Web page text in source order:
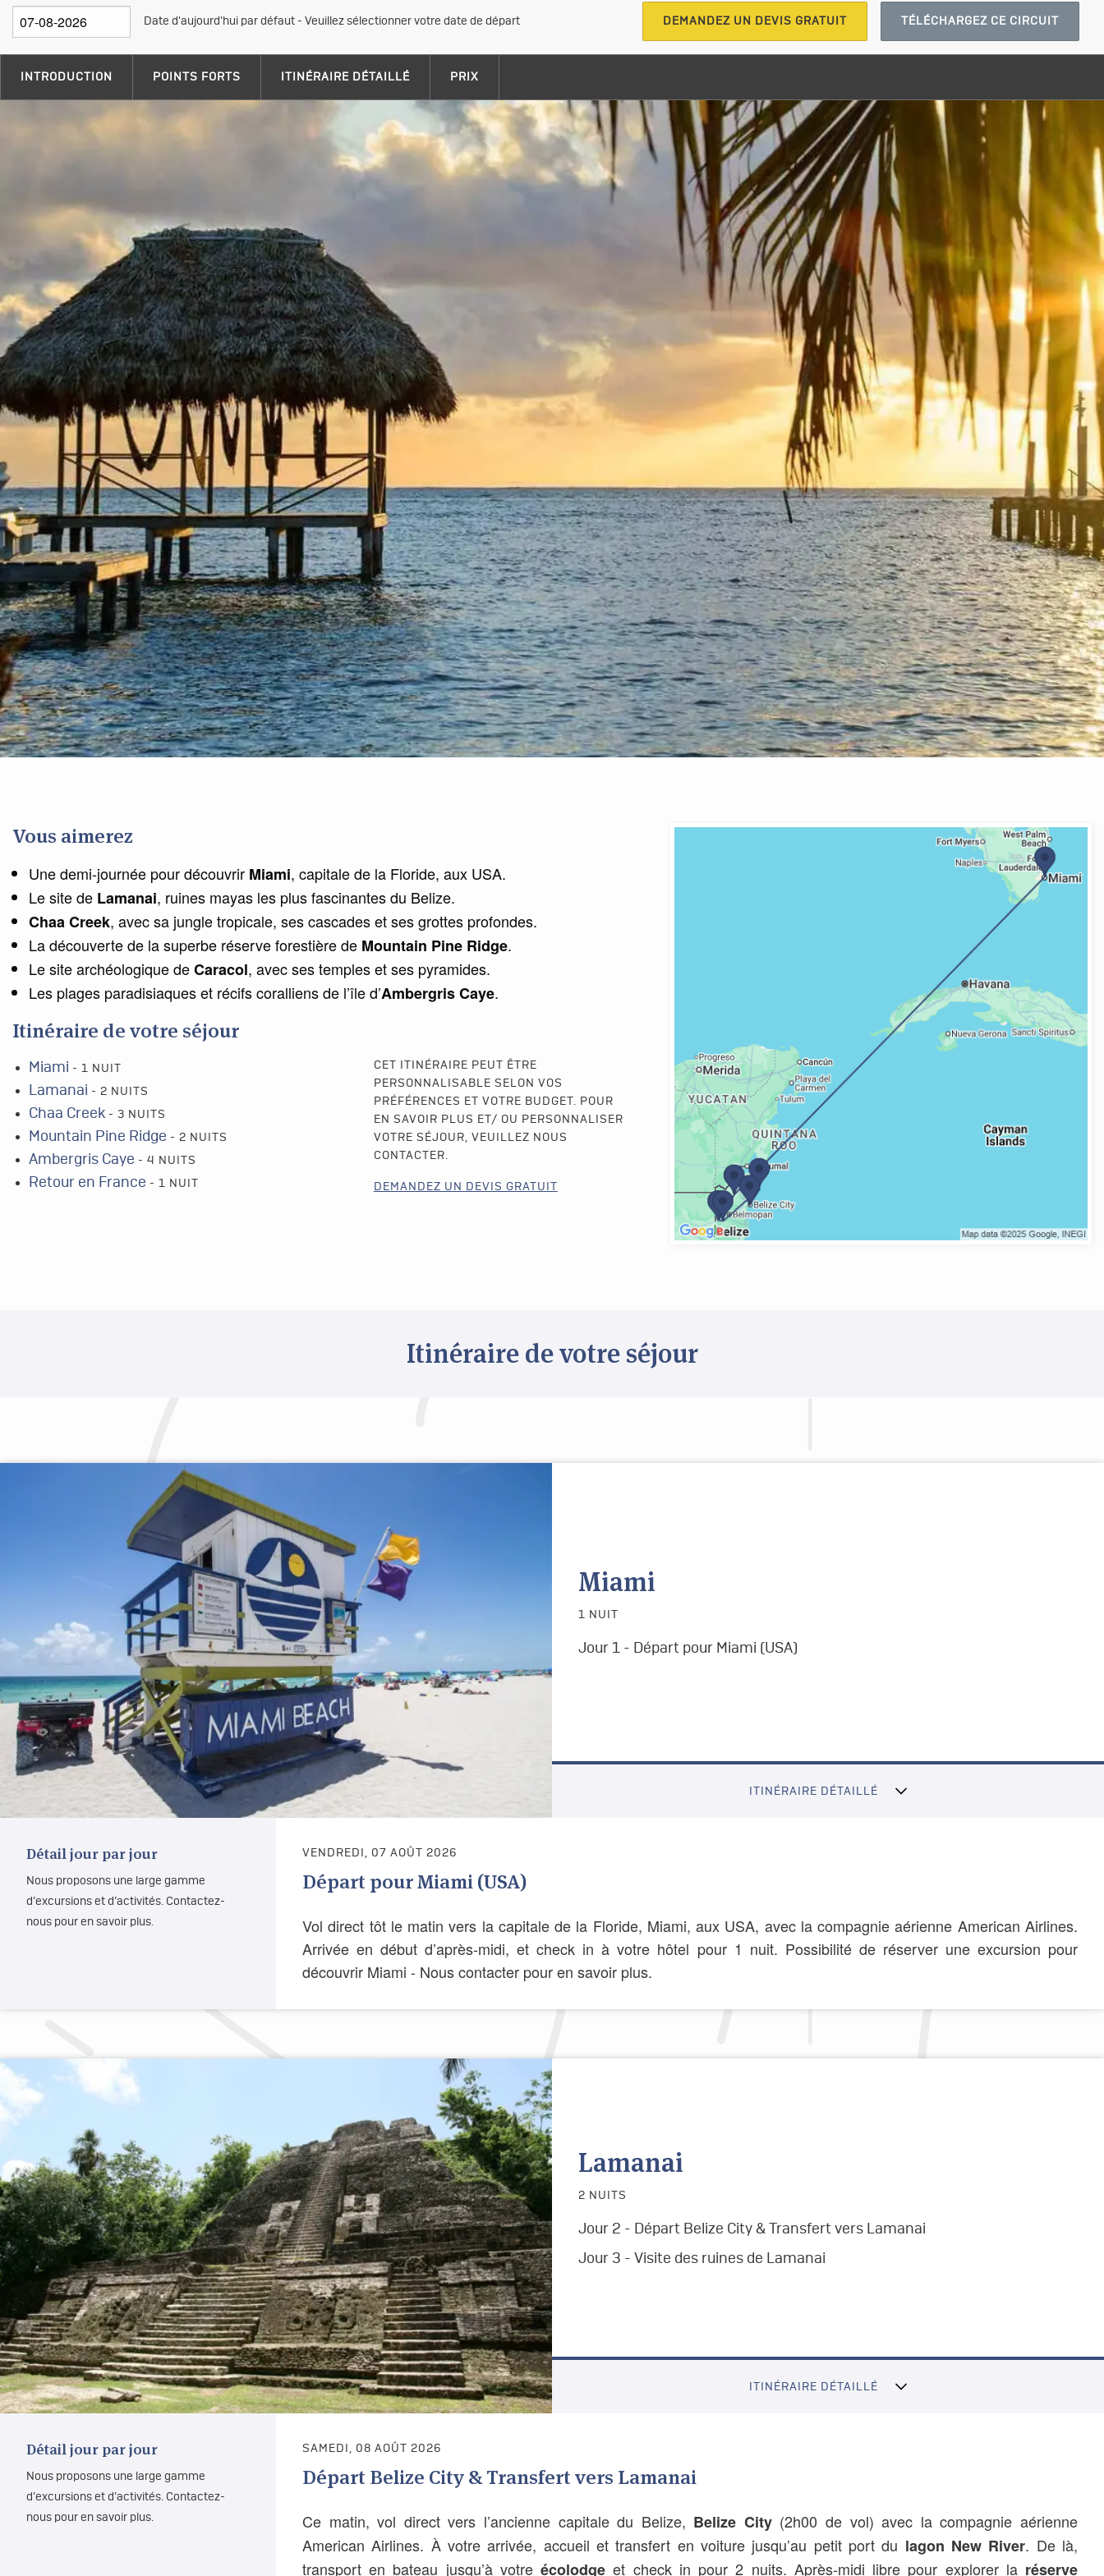
Date d'aujourd'hui par défaut - Veuillez sélectionner votre date de départ DEMANDEZ UN DEVIS GRATUIT TÉLÉCHARGEZ CE CIRCUIT
INTRODUCTION POINTS FORTS ITINÉRAIRE DÉTAILLÉ PRIX
Vous aimerez
Une demi-journée pour découvrir Miami, capitale de la Floride, aux USA.
Le site de Lamanai, ruines mayas les plus fascinantes du Belize.
Chaa Creek, avec sa jungle tropicale, ses cascades et ses grottes profondes.
La découverte de la superbe réserve forestière de Mountain Pine Ridge.
Le site archéologique deCaracol, avec ses temples et ses pyramides.
Les plages paradisiaques et récifs coralliens de l’île d’Ambergris Caye.
Itinéraire de votre séjour
Miami - 1 NUIT
Lamanai - 2 NUITS
Chaa Creek - 3 NUITS
Mountain Pine Ridge - 2 NUITS
Ambergris Caye - 4 NUITS
Retour en France - 1 NUIT
CET ITINÉRAIRE PEUT ÊTRE
PERSONNALISABLE SELON VOS
PRÉFÉRENCES ET VOTRE BUDGET. POUR
EN SAVOIR PLUS ET/ OU PERSONNALISER
VOTRE SÉJOUR, VEUILLEZ NOUS
CONTACTER.
DEMANDEZ UN DEVIS GRATUIT
Itinéraire de votre séjour
Miami
1 NUIT
Jour 1 - Départ pour Miami (USA)
ITINÉRAIRE DÉTAILLÉ
VENDREDI, 07 AOÛT 2026
Départ pour Miami (USA)
Vol direct tôt le matin vers la capitale de la Floride, Miami, aux USA, avec la compagnie aérienne American Airlines.
Arrivée en début d’après-midi, et check in à votre hôtel pour 1 nuit. Possibilité de réserver une excursion pour
découvrir Miami - Nous contacter pour en savoir plus.
Détail jour par jour
Nous proposons une large gamme
d’excursions et d’activités. Contactez-
nous pour en savoir plus.
Lamanai
2 NUITS
Jour 2 - Départ Belize City & Transfert vers Lamanai
Jour 3 - Visite des ruines de Lamanai
ITINÉRAIRE DÉTAILLÉ
SAMEDI, 08 AOÛT 2026
Départ Belize City & Transfert vers Lamanai
Ce matin, vol direct vers l’ancienne capitale du Belize, Belize City(2h00 de vol) avec la compagnie aérienne
American Airlines. À votre arrivée, accueil et transfert en voiture jusqu’au petit port du lagon New River. De là,
transport en bateau jusqu’à votreécolodge et check in pour 2 nuits. Après-midi libre pour explorer la réserve
Détail jour par jour
Nous proposons une large gamme
d’excursions et d’activités. Contactez-
nous pour en savoir plus.